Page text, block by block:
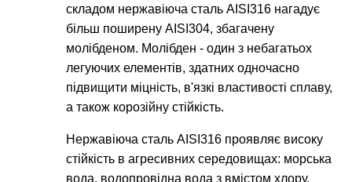
складом нержавіюча сталь AISI316 нагадує
більш поширену AISI304, збагачену
молібденом. Молібден - один з небагатьох
легуючих елементів, здатних одночасно
підвищити міцність, в'язкі властивості сплаву,
а також корозійну стійкість.
Нержавіюча сталь AISI316 проявляє високу
стійкість в агресивних середовищах: морська
вода, водопровідна вода з вмістом хлору.